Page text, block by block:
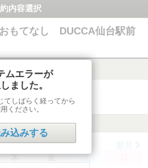
内容選択
もてなし DUCCA仙台駅前
木 金 土
ムエラーが
ました。
てしばらく経ってから
ください。
込みする